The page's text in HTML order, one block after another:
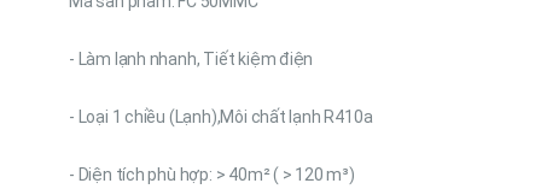
- Làm lạnh nhanh, Tiết kiệm điện
- Loại 1 chiều (Lạnh),Môi chất lạnh R410a
- Diện tích phù hợp: > 40m² ( > 120 m³)